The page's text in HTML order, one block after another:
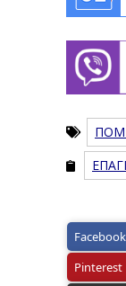
Facebook
Pinterest